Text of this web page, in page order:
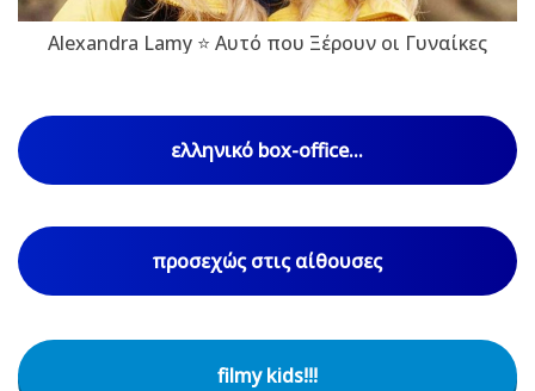
Alexandra Lamy ⭐ Αυτό που Ξέρουν οι Γυναίκες
ελληνικό box-office...
προσεχώς στις αίθουσες
filmy kids!!!